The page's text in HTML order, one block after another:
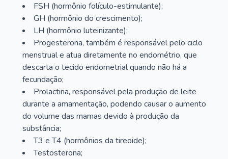
FSH (hormônio folículo-estimulante);
GH (hormônio do crescimento);
LH (hormônio luteinizante);
Progesterona, também é responsável pelo ciclo
menstrual e atua diretamente no endométrio, que
descarta o tecido endometrial quando não há a
fecundação;
Prolactina, responsável pela produção de leite
durante a amamentação, podendo causar o aumento
do volume das mamas devido à produção da
substância;
T3 e T4 (hormônios da tireoide);
Testosterona;